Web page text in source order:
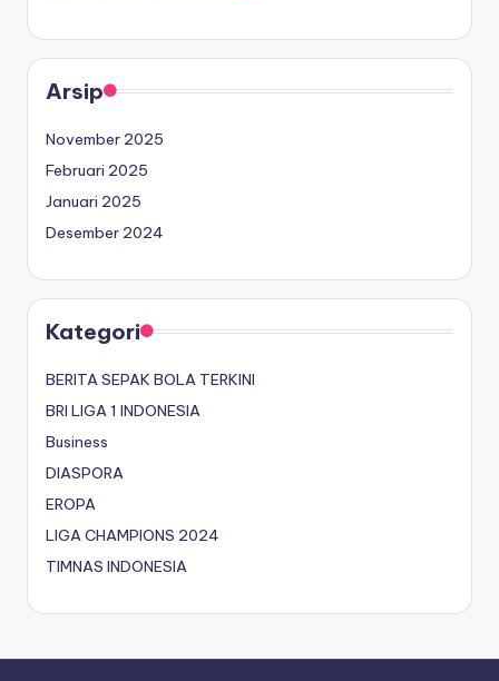
Arsip
November 2025
Februari 2025
Januari 2025
Desember 2024
Kategori
BERITA SEPAK BOLA TERKINI
BRI LIGA 1 INDONESIA
Business
DIASPORA
EROPA
LIGA CHAMPIONS 2024
TIMNAS INDONESIA